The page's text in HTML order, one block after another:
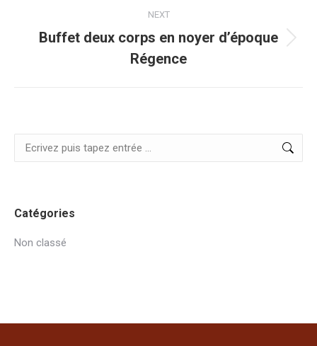
NEXT
Projets
similaires
Buffet deux corps en noyer d’époque
Régence
Search:
Catégories
Non classé